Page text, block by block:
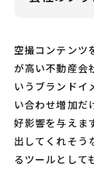
空撮コンテンツ
が高い不動産会
いうブランドイ
い合わせ増加だ
好影響を与えま
出してくれそう
るツールとして